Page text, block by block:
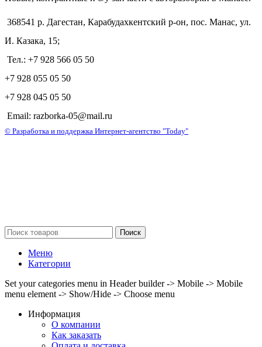
368541 р. Дагестан, Карабудахкентский р-он, пос. Манас, ул.
И. Казака, 15;
Тел.: +7 928 566 05 50
+7 928 055 05 50
+7 928 045 05 50
Email: razborka-05@mail.ru
© Разработка и поддержка Интернет-агентство "Today"
Поиск
Меню
Категории
Set your categories menu in Header builder -> Mobile -> Mobile
menu element -> Show/Hide -> Choose menu
Информация
О компании
Как заказать